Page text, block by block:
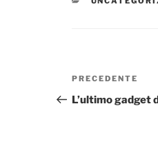
articoli
Articolo
precedente:
PRECEDENTE
L’ultimo gadget